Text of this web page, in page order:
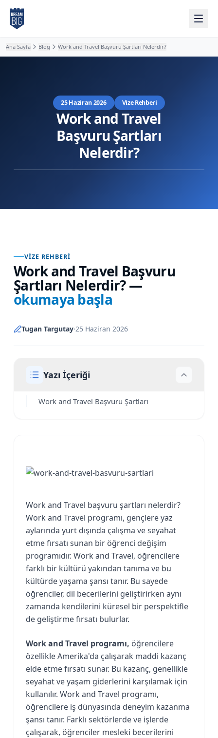
Ana içeriğe atla
Ana Sayfa Blog Work and Travel Başvuru Şartları Nelerdir?
25 Haziran 2026 Vize Rehberi
Work and Travel
Başvuru Şartları
Nelerdir?
VIZE REHBERI
Work and Travel Başvuru
Şartları Nelerdir?—
okumaya başla
Tugan Targutay·25 Haziran 2026
Yazı İçeriği
Work and Travel Başvuru Şartları
Work and Travel başvuru şartları nelerdir?
Work and Travel programı, gençlere yaz
aylarında yurt dışında çalışma ve seyahat
etme fırsatı sunan bir öğrenci değişim
programıdır. Work and Travel, öğrencilere
farklı bir kültürü yakından tanıma ve bu
kültürde yaşama şansı tanır. Bu sayede
öğrenciler, dil becerilerini geliştirirken aynı
zamanda kendilerini küresel bir perspektifle
de geliştirme fırsatı bulurlar.
Work and Travel programı, öğrencilere
özellikle Amerika'da çalışarak maddi kazanç
elde etme fırsatı sunar. Bu kazanç, genellikle
seyahat ve yaşam giderlerini karşılamak için
kullanılır. Work and Travel programı,
öğrencilere iş dünyasında deneyim kazanma
şansı tanır. Farklı sektörlerde ve işlerde
çalışarak, öğrenciler mesleki becerilerini